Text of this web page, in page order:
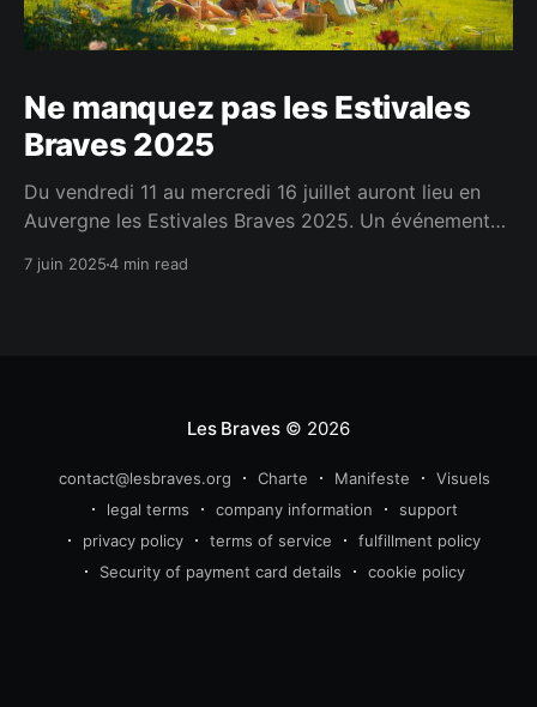
Ne manquez pas les Estivales
Braves 2025
Du vendredi 11 au mercredi 16 juillet auront lieu en
Auvergne les Estivales Braves 2025. Un événement
conviviaux et fraternels. C'est en se rencontrant
7 juin 20254 min read
Les Braves© 2026
contact@lesbraves.org Charte Manifeste
Visuels
legal terms
company information
support
privacy policy
terms of service
fulfillment policy
Security of payment card details
cookie policy